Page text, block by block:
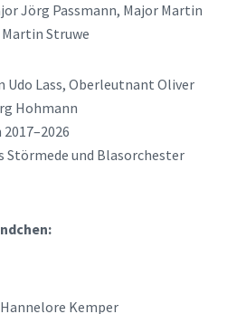
Jörg Passmann, Major Martin
Struwe
Udo Lass, Oberleutnant Oliver
Hohmann
Störmede und Blasorchester
Kemper